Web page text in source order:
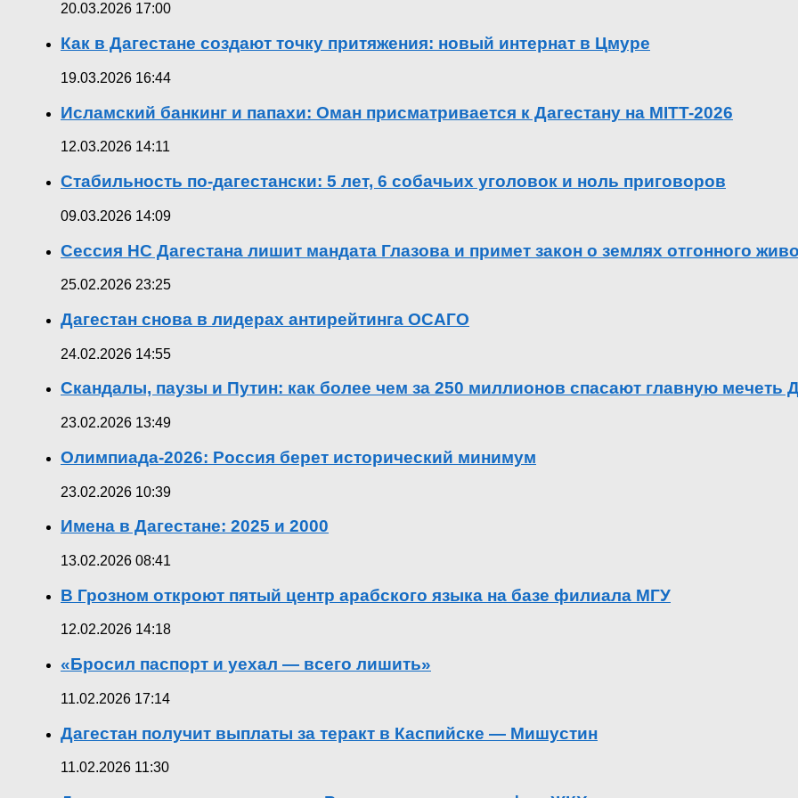
20.03.2026 17:00
Как в Дагестане создают точку притяжения: новый интернат в Цмуре
19.03.2026 16:44
Исламский банкинг и папахи: Оман присматривается к Дагестану на MITT-2026
12.03.2026 14:11
Стабильность по-дагестански: 5 лет, 6 собачьих уголовок и ноль приговоров
09.03.2026 14:09
Сессия НС Дагестана лишит мандата Глазова и примет закон о землях отгонного
25.02.2026 23:25
Дагестан снова в лидерах антирейтинга ОСАГО
24.02.2026 14:55
Скандалы, паузы и Путин: как более чем за 250 миллионов спасают главную мечеть
23.02.2026 13:49
Олимпиада-2026: Россия берет исторический минимум
23.02.2026 10:39
Имена в Дагестане: 2025 и 2000
13.02.2026 08:41
В Грозном откроют пятый центр арабского языка на базе филиала МГУ
12.02.2026 14:18
«Бросил паспорт и уехал — всего лишить»
11.02.2026 17:14
Дагестан получит выплаты за теракт в Каспийске — Мишустин
11.02.2026 11:30